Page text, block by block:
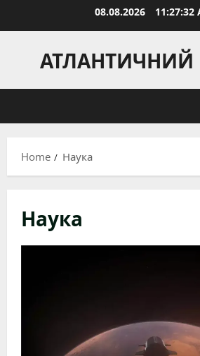
08.08.2026 11:27:34
АТЛАНТИЧНИЙ
Home Наука
Наука